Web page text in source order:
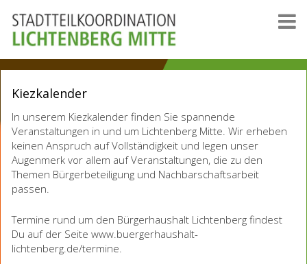
Kiezkalender
In unserem Kiezkalender finden Sie spannende
Veranstaltungen in und um Lichtenberg Mitte. Wir erheben
keinen Anspruch auf Vollständigkeit und legen unser
Augenmerk vor allem auf Veranstaltungen, die zu den
Themen Bürgerbeteiligung und Nachbarschaftsarbeit
passen.
Termine rund um den Bürgerhaushalt Lichtenberg findest
Du auf der Seite www.buergerhaushalt-
lichtenberg.de/termine.